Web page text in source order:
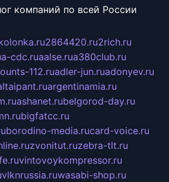
компаний по всей России
2864420.ru2rich.ru
a-cdc.ruaalse.rua380club.ru
112.ruadler-jun.ruadonyev.ru
argentinamia.ru
ashanet.rubelgorod-day.ru
bigfatcc.ru
borodino-media.rucard-voice.ru
zvonitut.ruzebra-tlt.ru
vintovoykompressor.ru
vlknrussia.ruwasabi-shop.ru